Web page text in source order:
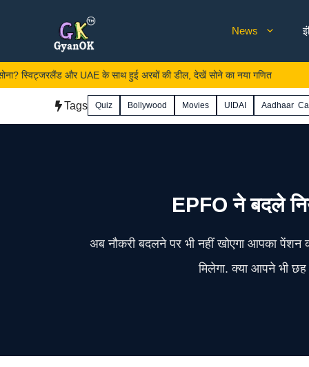
News
और UAE के साथ हुई अरबों की डील, देखें सोने का नया गणित
Tags Quiz Bollywood Movies UIDAI Aadhaar
EPFO ने बदले
अब नौकरी बदलने पर भी नहीं खोएगा आपका
मिलेगा. क्या आपने भी